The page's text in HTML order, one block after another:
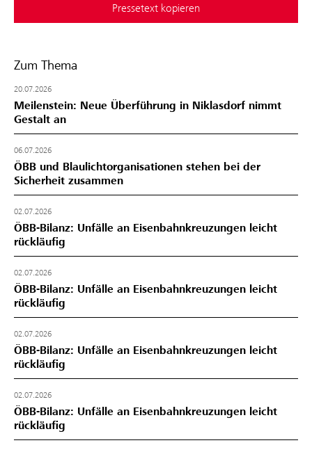
Pressetext kopieren
Zum Thema
20.07.2026
Meilenstein: Neue Überführung in Niklasdorf nimmt
Gestalt an
06.07.2026
ÖBB und Blaulichtorganisationen stehen bei der
Sicherheit zusammen
02.07.2026
ÖBB-Bilanz: Unfälle an Eisenbahnkreuzungen leicht
rückläufig
02.07.2026
ÖBB-Bilanz: Unfälle an Eisenbahnkreuzungen leicht
rückläufig
02.07.2026
ÖBB-Bilanz: Unfälle an Eisenbahnkreuzungen leicht
rückläufig
02.07.2026
ÖBB-Bilanz: Unfälle an Eisenbahnkreuzungen leicht
rückläufig